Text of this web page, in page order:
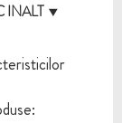
INALT